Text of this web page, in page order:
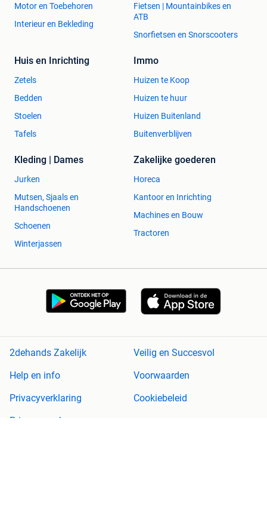
Motor en Toebehoren
Interieur en Bekleding
Fietsen | Mountainbikes en
ATB
Snorfietsen en Snorscooters
Huis en Inrichting
Zetels
Bedden
Stoelen
Tafels
Immo
Huizen te Koop
Huizen te huur
Huizen Buitenland
Buitenverblijven
Kleding | Dames
Jurken
Mutsen, Sjaals en
Handschoenen
Schoenen
Winterjassen
Zakelijke goederen
Horeca
Kantoor en Inrichting
Machines en Bouw
Tractoren
2dehands Zakelijk
Veilig en Succesvol
Help en info
Voorwaarden
Privacyverklaring
Cookiebeleid
Privacyvoorkeuren